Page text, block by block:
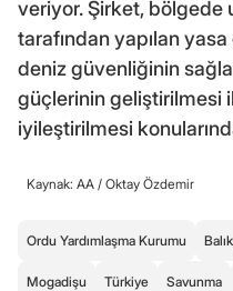
veriyor. Şirket, bölgede
tarafından yapılan yasa
deniz güvenliğinin
güçlerinin geliştirilmesi
iyileştirilmesi
Kaynak: AA / Oktay Özdemir
Ordu Yardımlaşma Kurumu
Mogadişu Türkiye Savunma